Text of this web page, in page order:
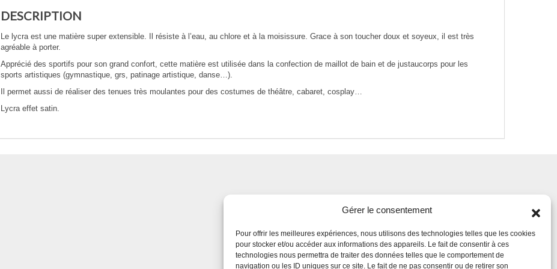
Gérer le consentement
Pour offrir les meilleures expériences, nous utilisons des technologies telles que les cookies
pour stocker et/ou accéder aux informations des appareils. Le fait de consentir à ces
technologies nous permettra de traiter des données telles que le comportement de
navigation ou les ID uniques sur ce site. Le fait de ne pas consentir ou de retirer son
DESCRIPTION
Le lycra est une matière super extensible. Il résiste à l’eau, au chlore et à la moisissure. Grace à son toucher doux et soyeux, il est très
agréable à porter.
Apprécié des sportifs pour son grand confort, cette matière est utilisée dans la confection de maillot de bain et de justaucorps pour les
sports artistiques (gymnastique, grs, patinage artistique, danse…).
Il permet aussi de réaliser des tenues très moulantes pour des costumes de théâtre, cabaret, cosplay…
Lycra effet satin.